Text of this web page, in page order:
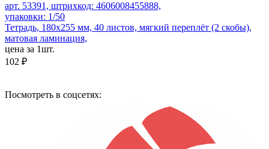
арт. 53391, штрихкод: 4606008455888,
упаковки: 1/50
Тетрадь, 180х255 мм, 40 листов, мягкий переплёт (2 скобы),
матовая ламинация,
цена за 1шт.
102 ₽
Посмотреть в соцсетях: